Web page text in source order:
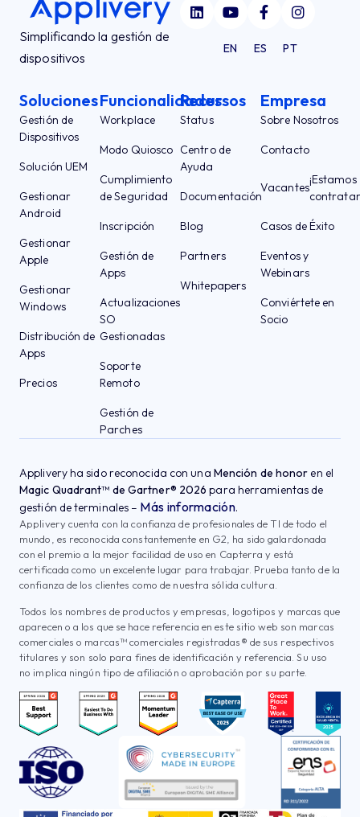
Simplificando la gestión de
dispositivos
EN ES PT
Soluciones
Gestión de
Dispositivos
Solución UEM
Gestionar
Android
Gestionar
Apple
Gestionar
Windows
Distribución de
Apps
Precios
Funcionalidades
Workplace
Modo Quiosco
Cumplimiento
de Seguridad
Inscripción
Gestión de
Apps
Actualizaciones
SO
Gestionadas
Soporte
Remoto
Gestión de
Parches
Recursos
Status
Centro de
Ayuda
Documentación
Blog
Partners
Whitepapers
Empresa
Sobre Nosotros
Contacto
Vacantes
¡Estamos
Casos de Éxito
Eventos y
Webinars
Conviértete en
Socio
Applivery ha sido reconocida con una Mención de honor en el
Magic Quadrant™ de Gartner® 2026 para herramientas de
gestión de terminales – Más información.
Applivery cuenta con la confianza de profesionales de TI de todo el
mundo, es reconocida constantemente en G2, ha sido galardonada
con el premio a la mejor facilidad de uso en Capterra y está
certificada como un excelente lugar para trabajar. Prueba tanto de la
confianza de los clientes como de nuestra sólida cultura.
Todos los nombres de productos y empresas, logotipos y marcas que
aparecen o a los que se hace referencia en este sitio web son marcas
comerciales o marcas™ comerciales registradas® de sus respectivos
titulares y son solo para fines de identificación y referencia. Su uso
no implica ningún tipo de afiliación o aprobación por su parte.